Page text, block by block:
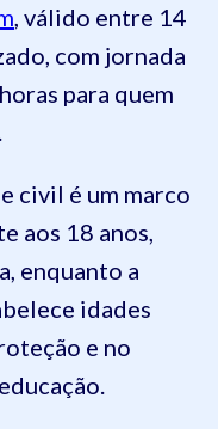
, válido entre 14
com jornada
para quem
civil é um marco
aos 18 anos,
enquanto a
idades
e no